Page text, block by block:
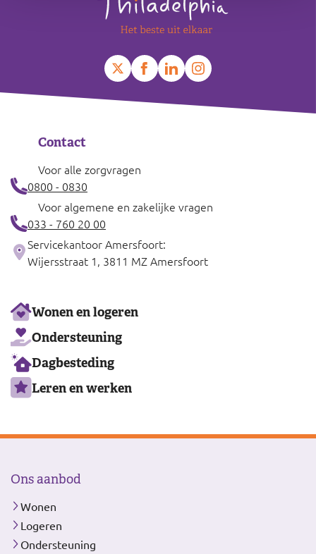
Contact
Voor alle zorgvragen
0800 - 0830
Voor algemene en zakelijke vragen
033 - 760 20 00
Servicekantoor Amersfoort:
Wijersstraat 1, 3811 MZ Amersfoort
Ons
aanbod
Wonen en logeren
Ondersteuning
Dagbesteding
Leren en werken
Ons aanbod
Wonen
Logeren
Ondersteuning